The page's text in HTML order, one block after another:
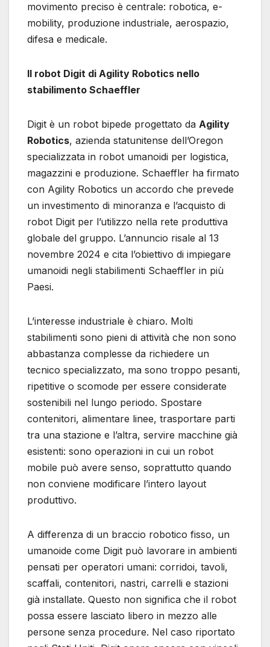
movimento preciso è centrale: robotica, e-
mobility, produzione industriale, aerospazio,
difesa e medicale.
Il robot Digit di Agility Robotics nello
stabilimento Schaeffler
Digit è un robot bipede progettato da Agility
Robotics, azienda statunitense dell’Oregon
specializzata in robot umanoidi per logistica,
magazzini e produzione. Schaeffler ha firmato
con Agility Robotics un accordo che prevede
un investimento di minoranza e l’acquisto di
robot Digit per l’utilizzo nella rete produttiva
globale del gruppo. L’annuncio risale al 13
novembre 2024 e cita l’obiettivo di impiegare
umanoidi negli stabilimenti Schaeffler in più
Paesi.
L’interesse industriale è chiaro. Molti
stabilimenti sono pieni di attività che non sono
abbastanza complesse da richiedere un
tecnico specializzato, ma sono troppo pesanti,
ripetitive o scomode per essere considerate
sostenibili nel lungo periodo. Spostare
contenitori, alimentare linee, trasportare parti
tra una stazione e l’altra, servire macchine già
esistenti: sono operazioni in cui un robot
mobile può avere senso, soprattutto quando
non conviene modificare l’intero layout
produttivo.
A differenza di un braccio robotico fisso, un
umanoide come Digit può lavorare in ambienti
pensati per operatori umani: corridoi, tavoli,
scaffali, contenitori, nastri, carrelli e stazioni
già installate. Questo non significa che il robot
possa essere lasciato libero in mezzo alle
persone senza procedure. Nel caso riportato